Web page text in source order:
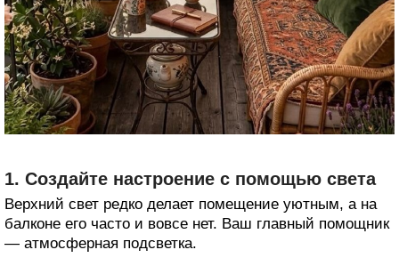
1. Создайте настроение с помощью света
Верхний свет редко делает помещение уютным, а на
балконе его часто и вовсе нет. Ваш главный помощник
— атмосферная подсветка.